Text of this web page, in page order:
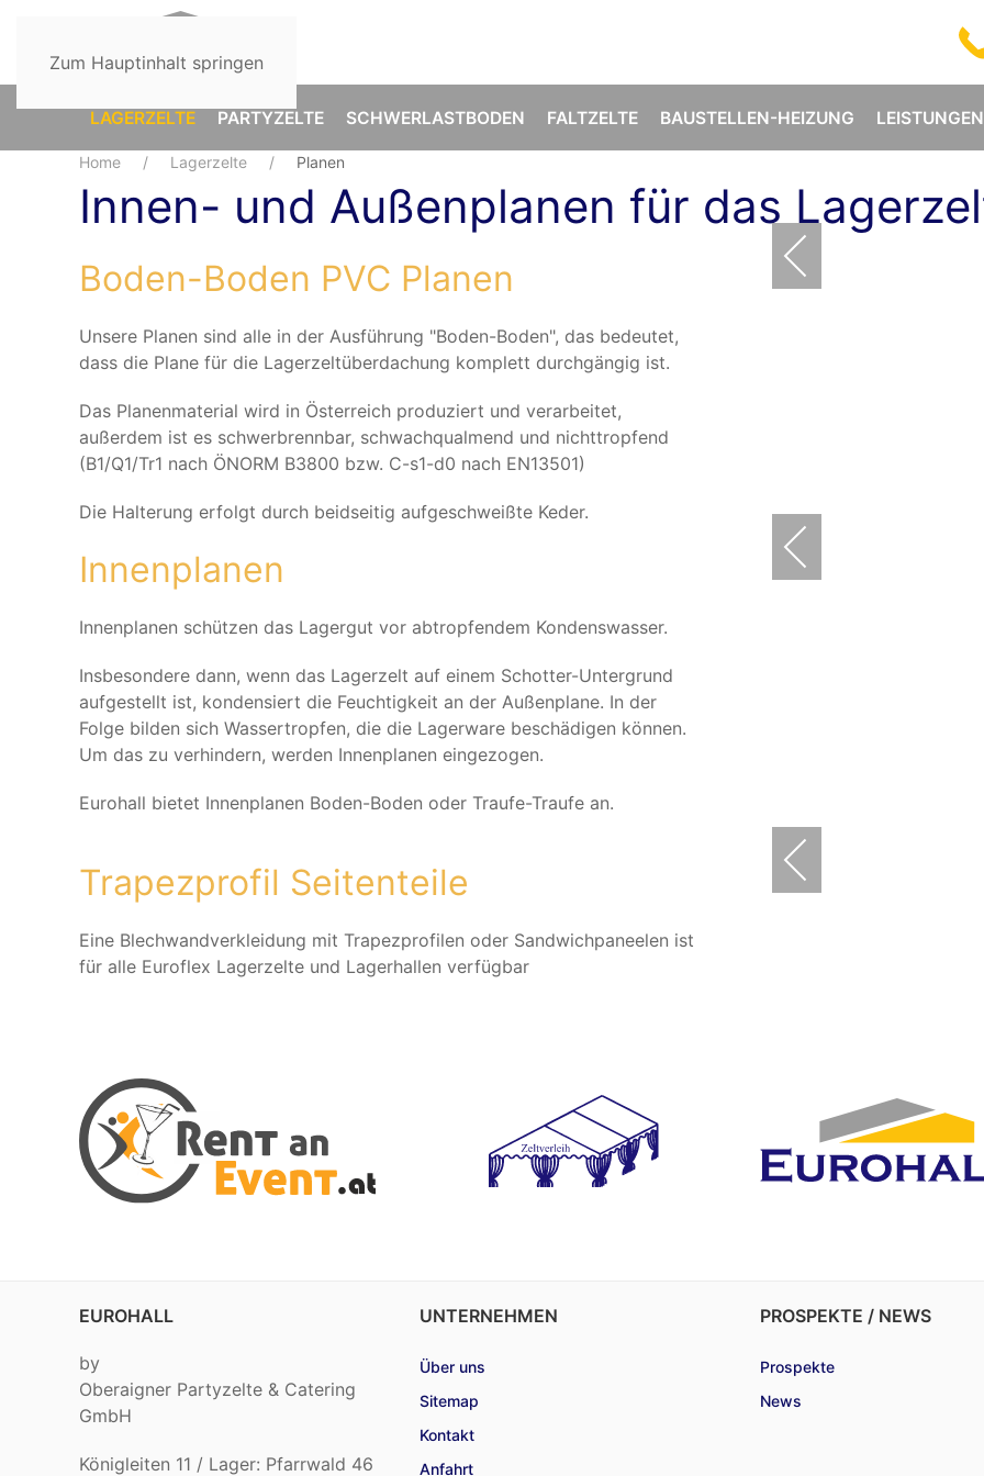
Zum Hauptinhalt springen
LAGERZELTE PARTYZELTE SCHWERLASTBODEN FALTZELTE BAUSTELLEN-HEIZUNG LEISTUNGEN
Home Lagerzelte Planen
Innen- und Außenplanen für das
Boden-Boden PVC Planen
Unsere Planen sind alle in der Ausführung "Boden-Boden", das bedeutet,
dass die Plane für die Lagerzeltüberdachung komplett durchgängig ist.
Das Planenmaterial wird in Österreich produziert und verarbeitet,
außerdem ist es schwerbrennbar, schwachqualmend und nichttropfend
(B1/Q1/Tr1 nach ÖNORM B3800 bzw. C-s1-d0 nach EN13501)
Die Halterung erfolgt durch beidseitig aufgeschweißte Keder.
Innenplanen
Innenplanen schützen das Lagergut vor abtropfendem Kondenswasser.
Insbesondere dann, wenn das Lagerzelt auf einem Schotter-Untergrund
aufgestellt ist, kondensiert die Feuchtigkeit an der Außenplane. In der
Folge bilden sich Wassertropfen, die die Lagerware beschädigen können.
Um das zu verhindern, werden Innenplanen eingezogen.
Eurohall bietet Innenplanen Boden-Boden oder Traufe-Traufe an.
Trapezprofil Seitenteile
Eine Blechwandverkleidung mit Trapezprofilen oder Sandwichpaneelen ist
für alle Euroflex Lagerzelte und Lagerhallen verfügbar
EUROHALL
by
Oberaigner Partyzelte & Catering
GmbH
Königleiten 11 / Lager: Pfarrwald 46
UNTERNEHMEN
Über uns
Sitemap
Kontakt
Anfahrt
PROSPEKTE / NEWS
Prospekte
News